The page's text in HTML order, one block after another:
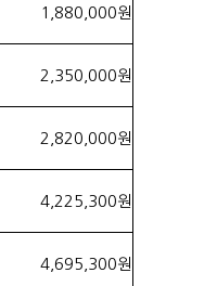
1,880,000원
2,350,000원
2,820,000원
4,225,300원
4,695,300원